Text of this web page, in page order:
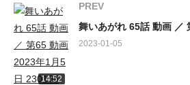
まさし
14:52
PREV
2023-01-05